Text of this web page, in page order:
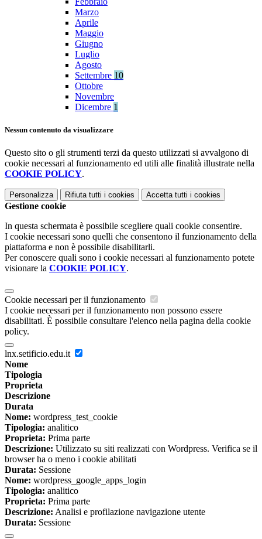
Marzo
Aprile
Maggio
Giugno
Luglio
Agosto
Settembre 10
Ottobre
Novembre
Dicembre 1
Nessun contenuto da visualizzare
Questo sito o gli strumenti terzi da questo utilizzati si avvalgono di
cookie necessari al funzionamento ed utili alle finalità illustrate nella
COOKIE POLICY.
Personalizza Rifiuta tutti i cookies Accetta tutti i cookies
Gestione cookie
In questa schermata è possibile scegliere quali cookie consentire.
I cookie necessari sono quelli che consentono il funzionamento della
piattaforma e non è possibile disabilitarli.
Per conoscere quali sono i cookie necessari al funzionamento potete
visionare la COOKIE POLICY.
Cookie necessari per il funzionamento
I cookie necessari per il funzionamento non possono essere
disabilitati. È possibile consultare l'elenco nella pagina della cookie
policy.
lnx.setificio.edu.it
Nome
Tipologia
Proprieta
Descrizione
Durata
Nome: wordpress_test_cookie
Tipologia: analitico
Proprieta: Prima parte
Descrizione: Utilizzato su siti realizzati con Wordpress. Verifica se il
browser ha o meno i cookie abilitati
Durata: Sessione
Nome: wordpress_google_apps_login
Tipologia: analitico
Proprieta: Prima parte
Descrizione: Analisi e profilazione navigazione utente
Durata: Sessione